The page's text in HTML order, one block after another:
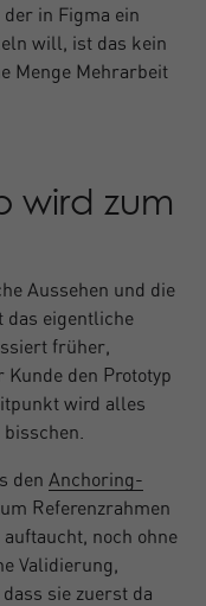
in Figma ein
will, ist das kein
Menge Mehrarbeit
wird zum
Aussehen und die
das eigentliche
früher,
den Prototyp
wird alles
den Anchoring-
Referenzrahmen
noch ohne
Validierung,
sie zuerst da